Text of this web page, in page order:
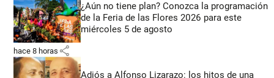
¿Aún no tiene plan? Conozca la programación
de la Feria de las Flores 2026 para este
miércoles 5 de agosto
hace 8 horas share
Adiós a Alfonso Lizarazo: los hitos de una